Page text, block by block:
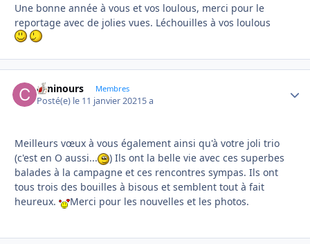
Une bonne année à vous et vos loulous, merci pour le
reportage avec de jolies vues. Léchouilles à vos loulous
caninours Membres
Posté(e) le 11 janvier 20215 a
Meilleurs vœux à vous également ainsi qu'à votre joli trio
(c'est en O aussi...
) Ils ont la belle vie avec ces superbes
balades à la campagne et ces rencontres sympas. Ils ont
tous trois des bouilles à bisous et semblent tout à fait
heureux.
Merci pour les nouvelles et les photos.